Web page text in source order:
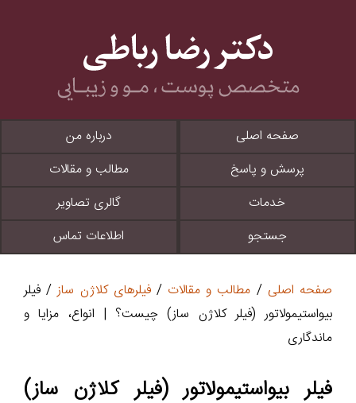
صفحه اصلی
درباره من
پرسش و پاسخ
مطالب و مقالات
خدمات
گالری تصاویر
جستجو
اطلاعات تماس
صفحه اصلی / مطالب و مقالات /فیلرهای کلاژن ساز/ فیلر
بیواستیمولاتور (فیلر کلاژن ساز) چیست؟ | انواع، مزایا و
ماندگاری
فیلر بیواستیمولاتور (فیلر کلاژن ساز)